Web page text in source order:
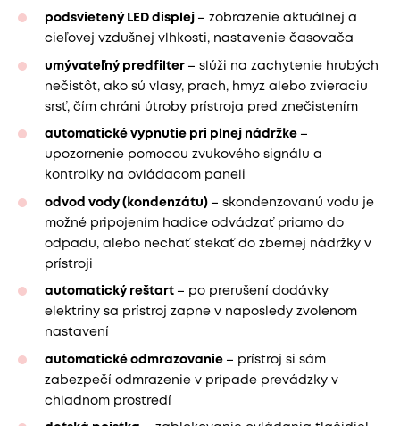
podsvietený LED displej – zobrazenie aktuálnej a
cieľovej vzdušnej vlhkosti, nastavenie časovača
umývateľný predfilter – slúži na zachytenie hrubých
nečistôt, ako sú vlasy, prach, hmyz alebo zvieraciu
srsť, čím chráni útroby prístroja pred znečistením
automatické vypnutie pri plnej nádržke –
upozornenie pomocou zvukového signálu a
kontrolky na ovládacom paneli
odvod vody (kondenzátu) – skondenzovanú vodu je
možné pripojením hadice odvádzať priamo do
odpadu, alebo nechať stekať do zbernej nádržky v
prístroji
automatický reštart – po prerušení dodávky
elektriny sa prístroj zapne v naposledy zvolenom
nastavení
automatické odmrazovanie – prístroj si sám
zabezpečí odmrazenie v prípade prevádzky v
chladnom prostredí